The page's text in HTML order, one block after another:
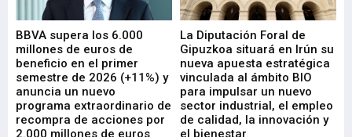
BBVA supera los 6.000
millones de euros de
beneficio en el primer
semestre de 2026 (+11%) y
anuncia un nuevo
programa extraordinario de
recompra de acciones por
La Diputación Foral de
Gipuzkoa situará en Irún su
nueva apuesta estratégica
vinculada al ámbito BIO
para impulsar un nuevo
sector industrial, el empleo
de calidad, la innovación y